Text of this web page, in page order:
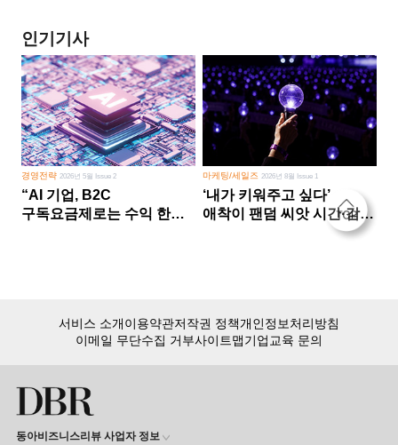
인기기사
경영전략 2026년 5월 Issue 2
“AI 기업, B2C
구독요금제로는 수익 한계
마케팅/세일즈 2026년 8월 Issue 1
‘내가 키워주고 싶다’
애착이 팬덤 씨앗 시간·감정
서비스 소개이용약관저작권 정책개인정보처리방침
이메일 무단수집 거부사이트맵기업교육 문의
동아비즈니스리뷰 사업자 정보